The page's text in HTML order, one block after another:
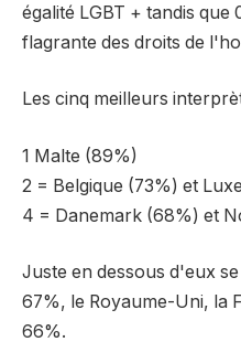
égalité LGBT + tandis que
flagrante des droits de
Les cinq meilleurs
1 Malte (89%)
2 = Belgique (73%) et
4 = Danemark (68%) et
Juste en dessous d'eux
67%, le Royaume-Uni, la
66%.